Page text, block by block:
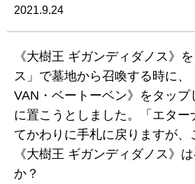
2021.9.24
《大樹王 ギガンディダノス》
ス」で墓地から召喚する時に、
VAN・ベートーベン》をタップ
に置こうとしました。「エター
てかわりに手札に戻りますが、
《大樹王 ギガンディダノス》
か？